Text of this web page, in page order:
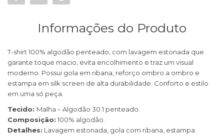
Informações do Produto
T-shirt 100% algodão penteado, com lavagem estonada que
garante toque macio, evita encolhimento e traz um visual
moderno. Possui gola em ribana, reforço ombro a ombro e
estampa em silk screen de alta durabilidade. Conforto e estilo
em uma só peça.
Tecido: Malha – Algodão 30.1 penteado.
Composição: 100% algodão.
Detalhes: Lavagem estonada, gola com ribana, estampa